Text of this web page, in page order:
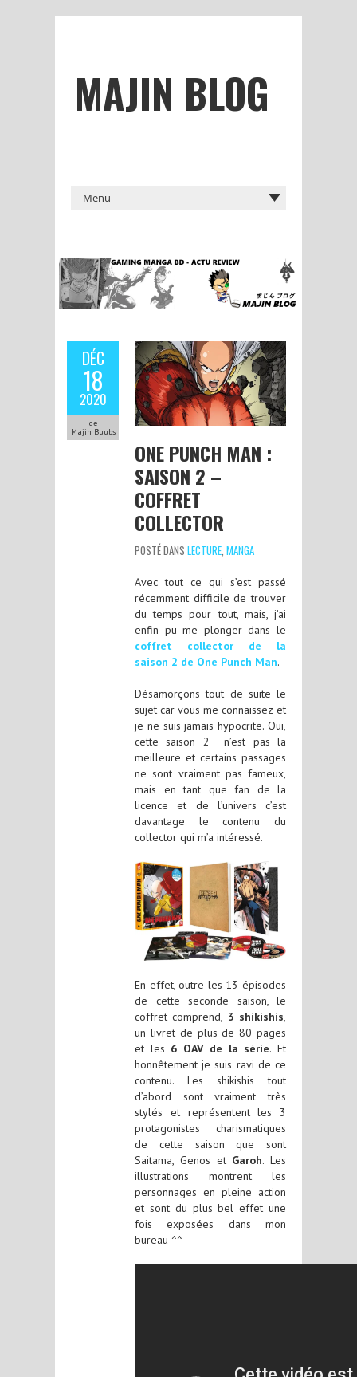
MAJIN BLOG
DÉC
18
2020
de
Majin Buubs
ONE PUNCH MAN :
SAISON 2 –
COFFRET
COLLECTOR
POSTÉ DANS LECTURE, MANGA
Avec tout ce qui s’est passé
récemment difficile de trouver
du temps pour tout, mais, j’ai
enfin pu me plonger dans le
coffret collector de la
saison 2 de One Punch Man.
Désamorçons tout de suite le
sujet car vous me connaissez et
je ne suis jamais hypocrite. Oui,
cette saison 2 n’est pas la
meilleure et certains passages
ne sont vraiment pas fameux,
mais en tant que fan de la
licence et de l’univers c’est
davantage le contenu du
collector qui m’a intéressé.
En effet, outre les 13 épisodes
de cette seconde saison, le
coffret comprend, 3 shikishis,
un livret de plus de 80 pages
et les 6 OAV de la série. Et
honnêtement je suis ravi de ce
contenu. Les shikishis tout
d’abord sont vraiment très
stylés et représentent les 3
protagonistes charismatiques
de cette saison que sont
Saitama, Genos et Garoh. Les
illustrations montrent les
personnages en pleine action
et sont du plus bel effet une
fois exposées dans mon
bureau ^^